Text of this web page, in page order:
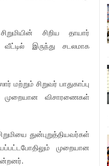
சிறுமியின் சிறிய
தாயார்
வீட்டில் இருந்து
சடலமாக
மற்றும் சிறுவர் பாதுகாப்பு
முறையான
விசாரணைகள்
துன்புறுத்தியவர்கள்
முறையான